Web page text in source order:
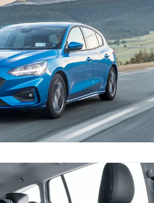
started in 1911.